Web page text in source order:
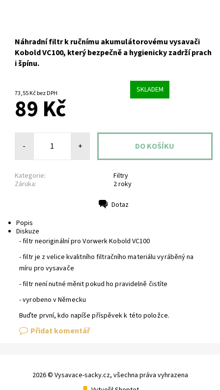
Náhradní filtr k ručnímu akumulátorovému vysavači
Kobold VC100, který bezpečně a hygienicky zadrží prach
i špínu.
73,55 Kč bez DPH SKLADEM
89 Kč
- +
Kategorie:
Filtry
Záruka:
2 roky
Dotaz
Popis
Diskuze
- filtr neoriginální pro Vorwerk Kobold VC100
- filtr je z velice kvalitního filtračního materiálu vyráběný na
míru pro vysavače
- filtr není nutné měnit pokud ho pravidelně čistíte
- vyrobeno v Německu
Buďte první, kdo napíše příspěvek k této položce.
Přidat komentář
2026 © Vysavace-sacky.cz, všechna práva vyhrazena